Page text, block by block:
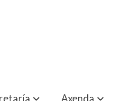
Axenda